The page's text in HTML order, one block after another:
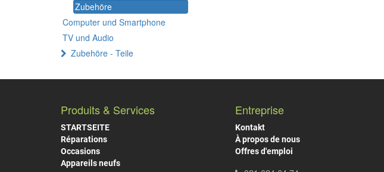
Zubehöre
Computer und Smartphone
TV und Audio
Zubehöre - Teile
Produits & Services
STARTSEITE
Réparations
Occasions
Appareils neufs
Entreprise
Kontakt
À propos de nous
Offres d'emploi